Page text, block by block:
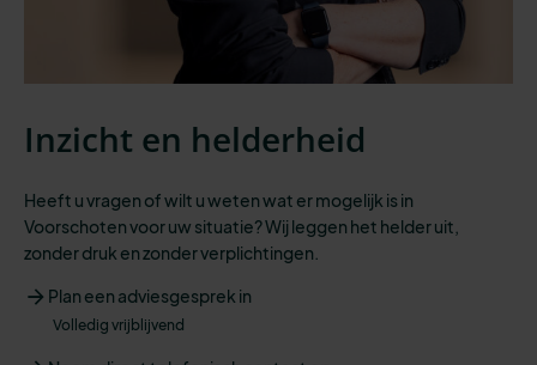
Inzicht en helderheid
Heeft u vragen of wilt u weten wat er mogelijk is in
Voorschoten voor uw situatie? Wij leggen het helder uit,
zonder druk en zonder verplichtingen.
Plan een adviesgesprek in
Volledig vrijblijvend